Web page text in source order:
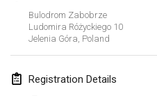
Bulodrom Zabobrze
Ludomira Różyckiego 10
Jelenia Góra Poland
Registration Details
Open de Boulay Triplette
Mar 20, 2021|France
April 2021